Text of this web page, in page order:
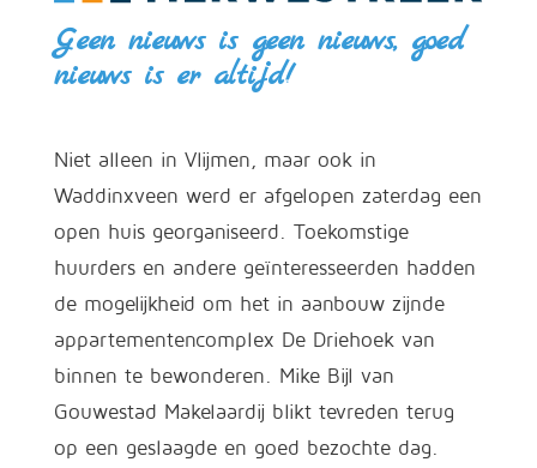
Geen nieuws is geen nieuws, goed
nieuws is er altijd!
Niet alleen in Vlijmen, maar ook in
Waddinxveen werd er afgelopen zaterdag een
open huis georganiseerd. Toekomstige
huurders en andere geïnteresseerden hadden
de mogelijkheid om het in aanbouw zijnde
appartementencomplex De Driehoek van
binnen te bewonderen. Mike Bijl van
Gouwestad Makelaardij blikt tevreden terug
op een geslaagde en goed bezochte dag.